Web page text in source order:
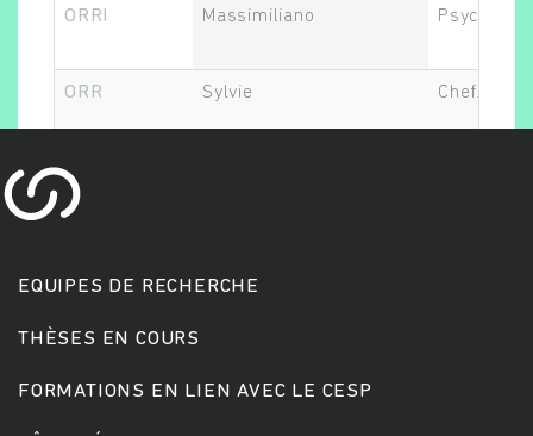
ORRI Massimiliano
ORR Sylvie Chef.fe de
EQUIPES DE RECHERCHE
THÈSES EN COURS
FORMATIONS EN LIEN AVEC LE CESP